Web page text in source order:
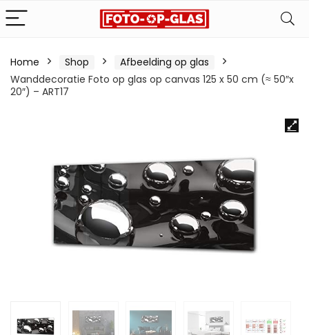
Home Shop
Afbeelding op glas
Wanddecoratie Foto op glas op canvas 125 x 50 cm (≈ 50″x
20″) – ART17